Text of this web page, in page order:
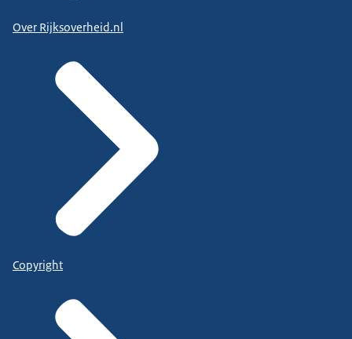
Over Rijksoverheid.nl
Copyright